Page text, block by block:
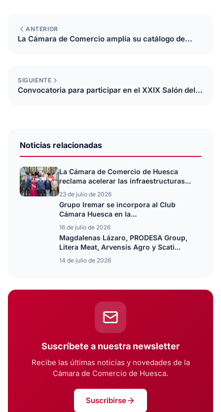
ANTERIOR
La Cámara de Comercio amplía su catálogo de...
SIGUIENTE
Convocatoria para participar en el XXIX Salón del...
Noticias relacionadas
La Cámara de Comercio de Huesca
reclama acelerar las infraestructuras...
23 de julio de 2026
Grupo Iremar se incorpora al Club
Cámara Huesca en la...
16 de julio de 2026
Magdalenas Lázaro, PRODESA Group,
Litera Meat, Arvensis Agro y Scati...
14 de julio de 2026
Suscríbete a nuestra newsletter
Recibe las últimas noticias y novedades de la
Cámara de Comercio de Huesca.
Suscribirse